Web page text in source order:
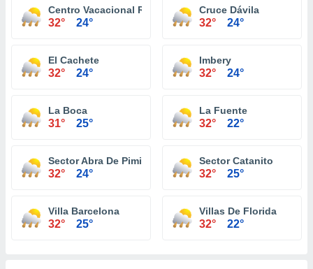
Centro Vacacional Recidencial Recinto La Catala
32° 24°
Cruce Dávila
32° 24°
El Cachete
32° 24°
Imbery
32° 24°
La Boca
31° 25°
La Fuente
32° 22°
Sector Abra De Pimiento
32° 24°
Sector Catanito
32° 25°
Villa Barcelona
32° 25°
Villas De Florida
32° 22°